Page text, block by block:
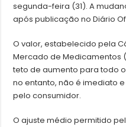
segunda-feira (31). A
após publicação no Diário
O valor, estabelecido pela
Mercado de Medicamentos
teto de aumento para todo
no entanto, não é imediato
pelo consumidor.
O ajuste médio permitido